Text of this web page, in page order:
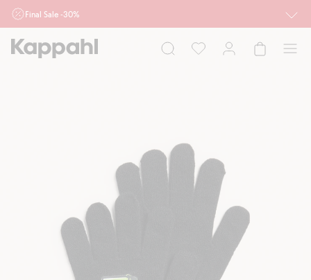
Final Sale -30%
działu outlet do 10.8 w sklepach Kappahl i Newbie oraz na kappahl.com. Ofert
nie łączymy